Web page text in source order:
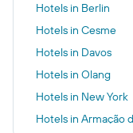
Hotels in Berlin
Hotels in Cesme
Hotels in Davos
Hotels in Olang
Hotels in New York
Hotels in Armação